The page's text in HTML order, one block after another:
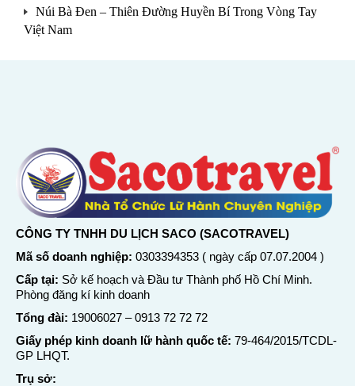
Núi Bà Đen – Thiên Đường Huyền Bí Trong Vòng Tay
Việt Nam
CÔNG TY TNHH DU LỊCH SACO (SACOTRAVEL)
Mã số doanh nghiệp: 0303394353 ( ngày cấp 07.07.2004 )
Cấp tại: Sở kế hoạch và Đầu tư Thành phố Hồ Chí Minh.
Phòng đăng kí kinh doanh
Tổng đài: 19006027 –0913 72 72 72
Giấy phép kinh doanh lữ hành quốc tế: 79-464/2015/TCDL-
GP LHQT.
Trụ sở: